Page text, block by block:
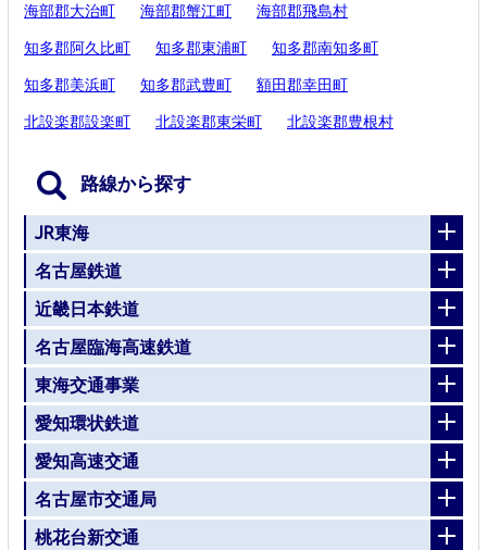
海部郡大治町 海部郡蟹江町 海部郡飛島村
知多郡阿久比町 知多郡東浦町 知多郡南知多町
知多郡美浜町 知多郡武豊町 額田郡幸田町
北設楽郡設楽町 北設楽郡東栄町 北設楽郡豊根村
路線から探す
JR東海
名古屋鉄道
近畿日本鉄道
名古屋臨海高速鉄道
東海交通事業
愛知環状鉄道
愛知高速交通
名古屋市交通局
桃花台新交通